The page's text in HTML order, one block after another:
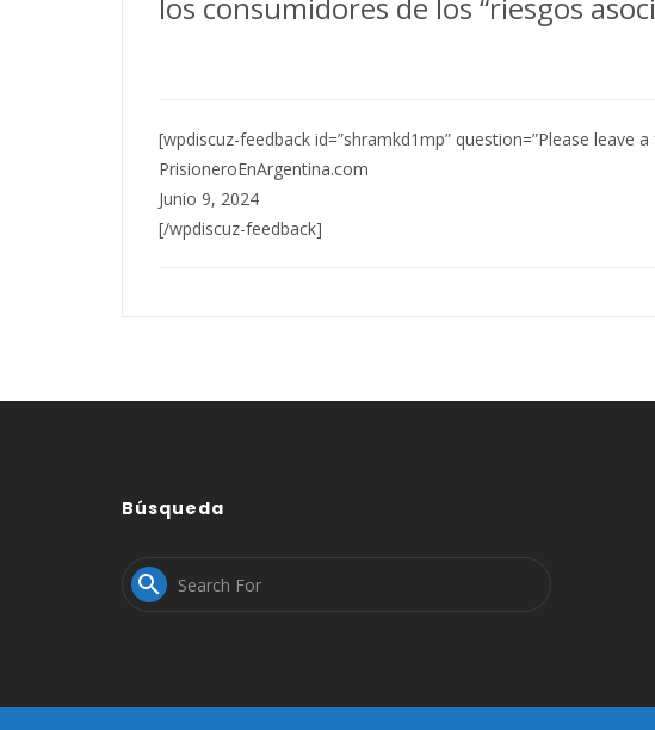
los consumidores de los “riesgos
[wpdiscuz-feedback id=”shramkd1mp” question=”Please leave
PrisioneroEnArgentina.com
Junio 9, 2024
[/wpdiscuz-feedback]
Búsqueda
